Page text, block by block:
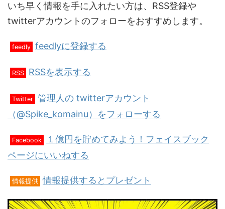
いち早く情報を手に入れたい方は、RSS登録や
twitterアカウントのフォローをおすすめします。
feedly feedlyに登録する
RSS RSSを表示する
Twitter 管理人の twitterアカウント
（@Spike_komainu）をフォローする
Facebook
１億円を貯めてみよう！フェイスブック
ページにいいねする
情報提供 情報提供するとプレゼント